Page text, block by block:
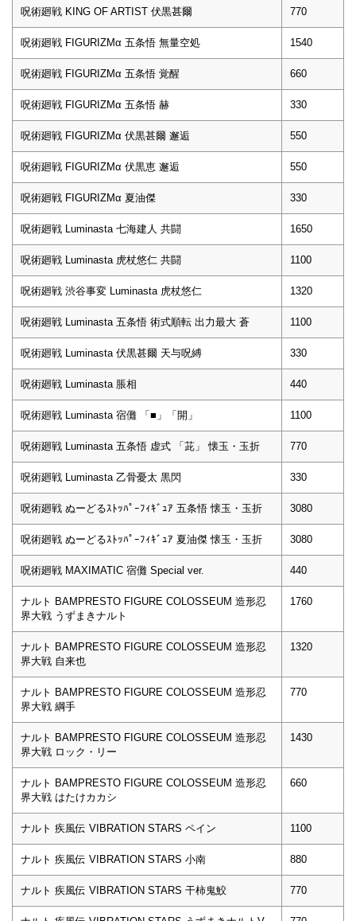
呪術廻戦 KING OF ARTIST 伏黒甚爾 770
呪術廻戦 FIGURIZMα 五条悟 無量空処 1540
呪術廻戦 FIGURIZMα 五条悟 覚醒 660
呪術廻戦 FIGURIZMα 五条悟 赫 330
呪術廻戦 FIGURIZMα 伏黒甚爾 邂逅 550
呪術廻戦 FIGURIZMα 伏黒恵 邂逅 550
呪術廻戦 FIGURIZMα 夏油傑 330
呪術廻戦 Luminasta 七海建人 共闘 1650
呪術廻戦 Luminasta 虎杖悠仁 共闘 1100
呪術廻戦 渋谷事変 Luminasta 虎杖悠仁 1320
呪術廻戦 Luminasta 五条悟 術式順転 出力最大 蒼 1100
呪術廻戦 Luminasta 伏黒甚爾 天与呪縛 330
呪術廻戦 Luminasta 脹相 440
呪術廻戦 Luminasta 宿儺 「■」「開」 1100
呪術廻戦 Luminasta 五条悟 虚式 「茈」 懐玉・玉折 770
呪術廻戦 Luminasta 乙骨憂太 黒閃 330
呪術廻戦 ぬーどるｽﾄｯﾊﾟｰﾌｨｷﾞｭｱ 五条悟 懐玉・玉折 3080
呪術廻戦 ぬーどるｽﾄｯﾊﾟｰﾌｨｷﾞｭｱ 夏油傑 懐玉・玉折 3080
呪術廻戦 MAXIMATIC 宿儺 Special ver. 440
ナルト BAMPRESTO FIGURE COLOSSEUM 造形忍
界大戦 うずまきナルト
1760
ナルト BAMPRESTO FIGURE COLOSSEUM 造形忍
界大戦 自来也
1320
ナルト BAMPRESTO FIGURE COLOSSEUM 造形忍
界大戦 綱手
770
ナルト BAMPRESTO FIGURE COLOSSEUM 造形忍
界大戦 ロック・リー
1430
ナルト BAMPRESTO FIGURE COLOSSEUM 造形忍
界大戦 はたけカカシ
660
ナルト 疾風伝 VIBRATION STARS ペイン 1100
ナルト 疾風伝 VIBRATION STARS 小南 880
ナルト 疾風伝 VIBRATION STARS 干柿鬼鮫 770